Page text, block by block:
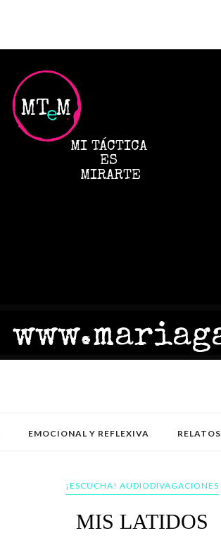
EMOCIONAL Y REFLEXIVA RELATOS
¡ESCUCHA! AUDIODIVAGACIONES
MIS LATIDOS